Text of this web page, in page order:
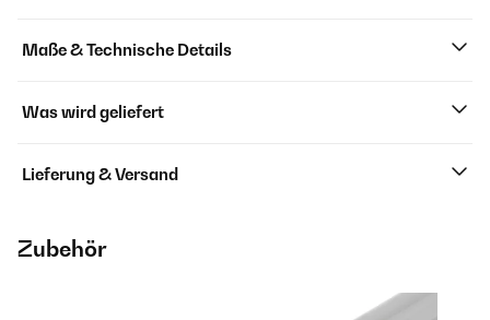
Maße & Technische Details
Was wird geliefert
Lieferung & Versand
Zubehör